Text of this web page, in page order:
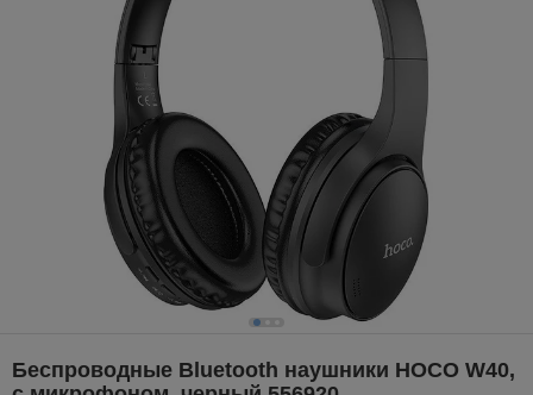
Беспроводные Bluetooth наушники HOCO W40,